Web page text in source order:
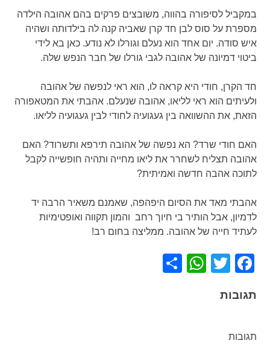
במקביל לסיפורה בהווה, משובצים פרקים בהם אהובה הילדה
מספרת על סוס לבן חד קרן שאביה קנה לה בילדותה ושהיה
איש סודה. יום אחד הוא נעלם וגורלו לא נודע. כאן בא לידי
ביטוי דמיונה של אהובה לגבי גורלו של חבר הנפש שלה.
חד הקרן, חודי היא קראה לו, הוא ראי לנפשה של אהובה
ולעיתים הוא ראי לליאו, אהובה שנעלם. אהבתי את המטאפורה
הזאת, את ההשוואה בין געגועיה לחודי לבין געגועיה לליאו.
האם חודי שרד? הא נפשה של אהובה תירפא ותשרוד? האם
אהובה תצליח לשחרר את ליאו מחייה ותהיה חופשייה לקבל
לתוכה אהבה חדשה ואמיתית?
אהבתי מאד את הסיום היפהפה, שאמנם משאיר הרבה יד
לדמיון, אבל הותיר בי חיוך רחב והמון תקווה ואופטימיות
לעתיד חייה של אהובה. ממליצה בחום רב!
Facebook
Twitter
WhatsApp
תגובות
תגובות